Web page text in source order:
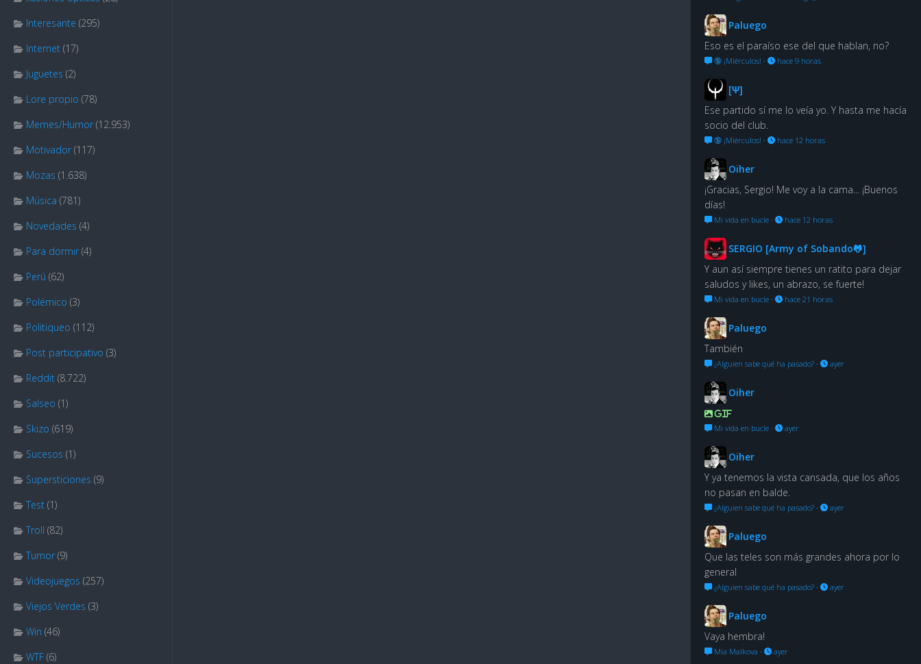
Interesante (295)
Internet (17)
Juguetes (2)
Lore propio (78)
Memes/Humor (12.953)
Motivador (117)
Mozas (1.638)
Música (781)
Novedades (4)
Para dormir (4)
Perú (62)
Polémico (3)
Politiqueo (112)
Post participativo (3)
Reddit (8.722)
Salseo (1)
Skizo (619)
Sucesos (1)
Supersticiones (9)
Test (1)
Troll (82)
Tumor (9)
Videojuegos (257)
Viejos Verdes (3)
Win (46)
WTF (6)
Paluego
Eso es el paraíso ese del que hablan, no?
🔞 ¡Miérculos! · hace 9 horas
[Ψ]
Ese partido sí me lo veía yo. Y hasta me hacía
socio del club.
🔞 ¡Miérculos! · hace 12 horas
Oiher
¡Gracias, Sergio! Me voy a la cama... ¡Buenos
días!
Mi vida en bucle · hace 12 horas
SERGIO [Army of Sobando🐸]
Y aun así siempre tienes un ratito para dejar
saludos y likes, un abrazo, se fuerte!
Mi vida en bucle · hace 21 horas
Paluego
También
¿Alguien sabe qué ha pasado? · ayer
Oiher
GIF
Mi vida en bucle · ayer
Oiher
Y ya tenemos la vista cansada, que los años
no pasan en balde.
¿Alguien sabe qué ha pasado? · ayer
Paluego
Que las teles son más grandes ahora por lo
general
¿Alguien sabe qué ha pasado? · ayer
Paluego
Vaya hembra!
Mia Malkova · ayer